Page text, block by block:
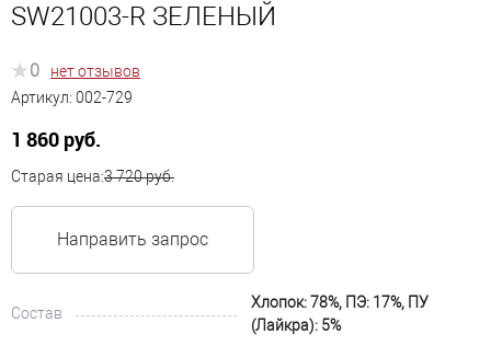
SW21003-R ЗЕЛЕНЫЙ
0
нет отзывов
Артикул: 002-729
1 860 руб.
Старая цена:3 720 руб.
Направить запрос
Состав
Хлопок: 78%, ПЭ: 17%, ПУ
(Лайкра): 5%